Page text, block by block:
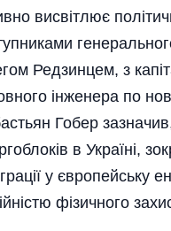
висвітлює
Редзинцем, з
інженера по
Гобер
в Україні,
у європейську
фізичного